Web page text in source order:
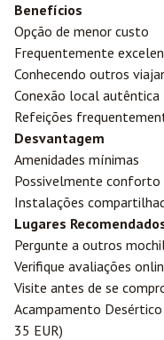
Benefícios
Opção de menor custo
Frequentemente
Conhecendo outros
Conexão local autêntica
Refeições
Desvantagem
Amenidades mínimas
Possivelmente conforto
Instalações
Lugares
Pergunte a outros
Verifique avaliações
Visite antes de se
Acampamento
35 EUR)